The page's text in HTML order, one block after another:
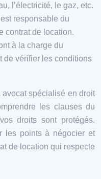
l’électricité, le gaz, etc.
responsable du
contrat de location.
à la charge du
de vérifier les conditions
avocat spécialisé en droit
les clauses du
droits sont protégés.
les points à négocier et
de location qui respecte